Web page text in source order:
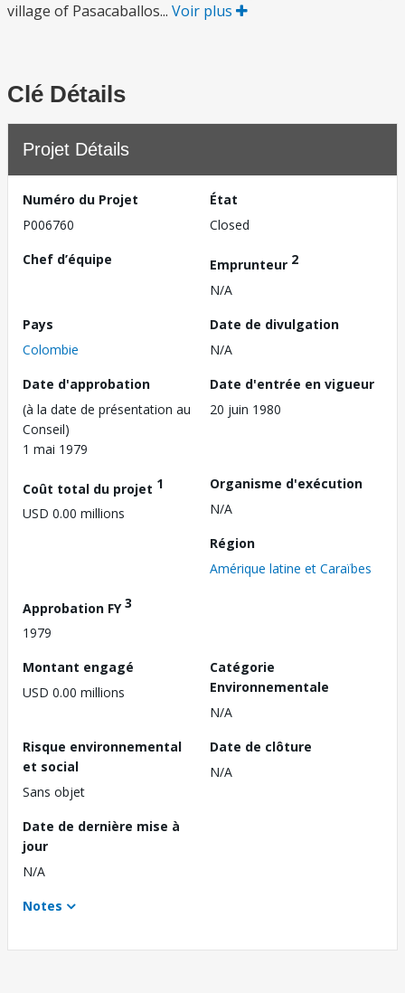
village of Pasacaballos... Voir plus
Clé Détails
Projet Détails
Numéro du Projet
P006760
État
Closed
Chef d’équipe
Emprunteur 2
N/A
Pays
Colombie
Date de divulgation
N/A
Date d'approbation
(à la date de présentation au
Conseil)
1 mai 1979
Date d'entrée en vigueur
20 juin 1980
Coût total du projet 1
USD 0.00 millions
Organisme d'exécution
N/A
Région
Amérique latine et Caraïbes
Approbation FY3
1979
Montant engagé
USD 0.00 millions
Catégorie
Environnementale
N/A
Risque environnemental
et social
Sans objet
Date de clôture
N/A
Date de dernière mise à
jour
N/A
Notes